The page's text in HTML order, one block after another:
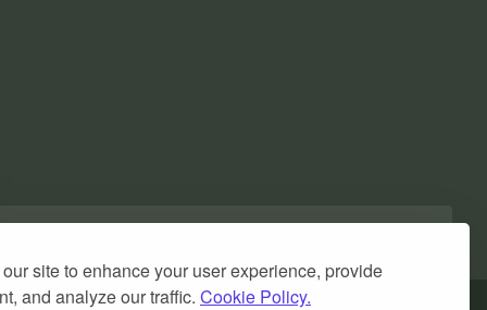
site to enhance your user experience, provide
and analyze our traffic. Cookie Policy.